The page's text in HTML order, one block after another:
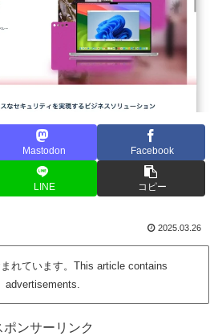
Mastodon Facebook
LINE コピー
2025.03.26
れています。This article contains
advertisements.
ポンサーリンク